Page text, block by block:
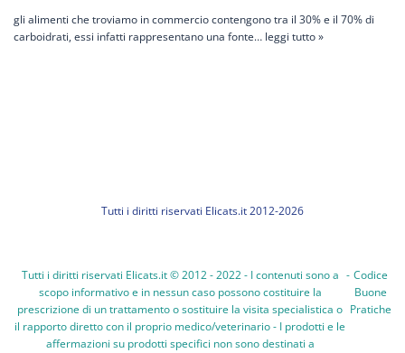
gli alimenti che troviamo in commercio contengono tra il 30% e il 70% di
carboidrati, essi infatti rappresentano una fonte… leggi tutto »
Tutti i diritti riservati Elicats.it 2012-2026
Tutti i diritti riservati Elicats.it © 2012 - 2022 - I contenuti sono a
scopo informativo e in nessun caso possono costituire la
prescrizione di un trattamento o sostituire la visita specialistica o
il rapporto diretto con il proprio medico/veterinario - I prodotti e le
affermazioni su prodotti specifici non sono destinati a
- Codice
Buone
Pratiche